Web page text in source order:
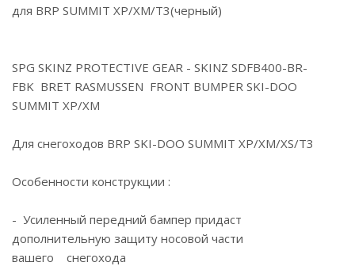
для BRP SUMMIT XP/XM/T3(черный)
SPG SKINZ PROTECTIVE GEAR - SKINZ SDFB400-BR-
FBK BRET RASMUSSEN FRONT BUMPER SKI-DOO
SUMMIT XP/XM
Для снегоходов BRP SKI-DOO SUMMIT XP/XM/XS/T3
Особенности конструкции :
- Усиленный передний бампер придаст
дополнительную защиту носовой части
вашего снегохода